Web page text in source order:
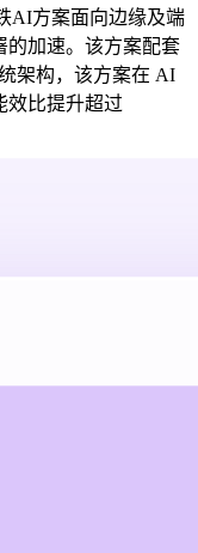
AI方案面向边缘及端
的加速。该方案配套
架构，该方案在 AI
效比提升超过